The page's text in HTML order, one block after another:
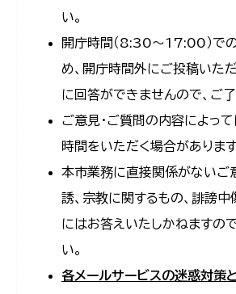
い。
開庁時間（8:30〜17:00）で
め、開庁時間外にご投稿いた
に回答ができませんので、ご了
ご意見・ご質問の内容によっ
時間をいただく場合があります
本市業務に直接関係がないご
誘、宗教に関するもの、誹謗
にはお答えいたしかねますの
い。
各メールサービスの迷惑対策